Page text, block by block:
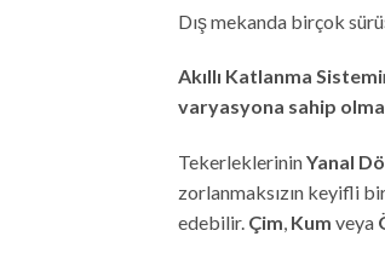
Dış mekanda birçok
Akıllı Katlanma Sistemi
varyasyona sahip
TekerleklerininYanal
zorlanmaksızın keyifli
edebilir. Çim, Kum veya